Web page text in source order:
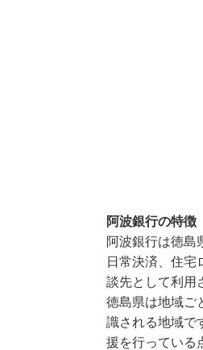
阿波銀行の特徴
阿波銀行は徳島
日常決済、住宅
談先として利用
徳島県は地域ご
識される地域で
援を行っている